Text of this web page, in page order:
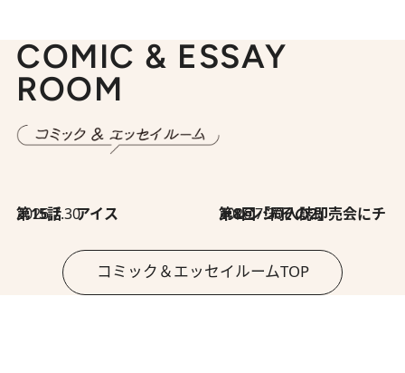
COMIC & ESSAY
ROOM
2026.7.30
第15話 アイス 2026.7.30
第8回「同人誌即売会にチャレンジ その2」
コミック＆エッセイルームTOP